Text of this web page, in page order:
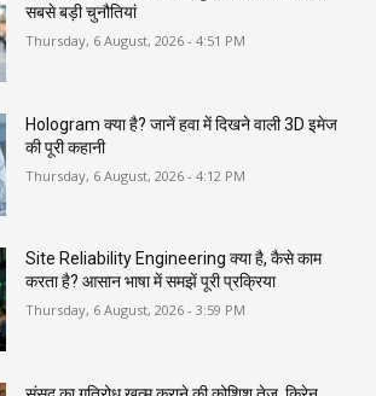
सबसे बड़ी चुनौतियां
Thursday, 6 August, 2026 - 4:51 PM
Hologram क्या है? जानें हवा में दिखने वाली 3D इमेज
की पूरी कहानी
Thursday, 6 August, 2026 - 4:12 PM
Site Reliability Engineering क्या है, कैसे काम
करता है? आसान भाषा में समझें पूरी प्रक्रिया
Thursday, 6 August, 2026 - 3:59 PM